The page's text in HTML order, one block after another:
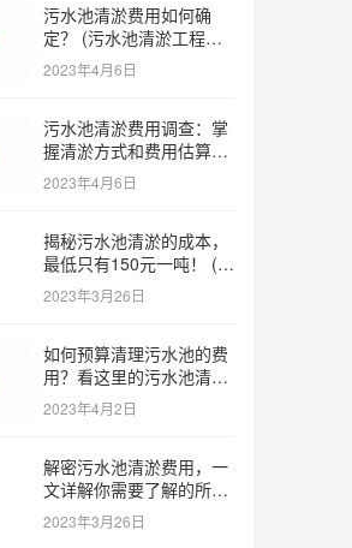
污水池清淤费用如何确
定？ (污水池清淤工程价
格多少)
2023年4月6日
污水池清淤费用调查：掌
握清淤方式和费用估算技
巧 (污水池清淤多少钱一
方米)
2023年4月6日
揭秘污水池清淤的成本，
最低只有150元一吨！ (污
水池清淤一米多少钱一吨)
2023年3月26日
如何预算清理污水池的费
用？看这里的污水池清淤
工程报价表范本！ (污水
池清淤工程报价表范本)
2023年4月2日
解密污水池清淤费用，一
文详解你需要了解的所有
因素 (污水池清淤一米多
少钱)
2023年3月26日